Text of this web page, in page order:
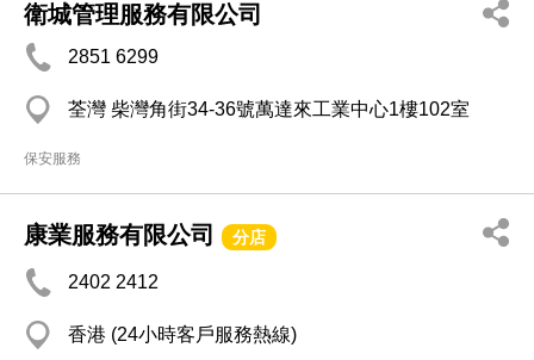
衛城管理服務有限公司
2851 6299
荃灣 柴灣角街34-36號萬達來工業中心1樓102室
保安服務
康業服務有限公司 分店
2402 2412
香港 (24小時客戶服務熱線)